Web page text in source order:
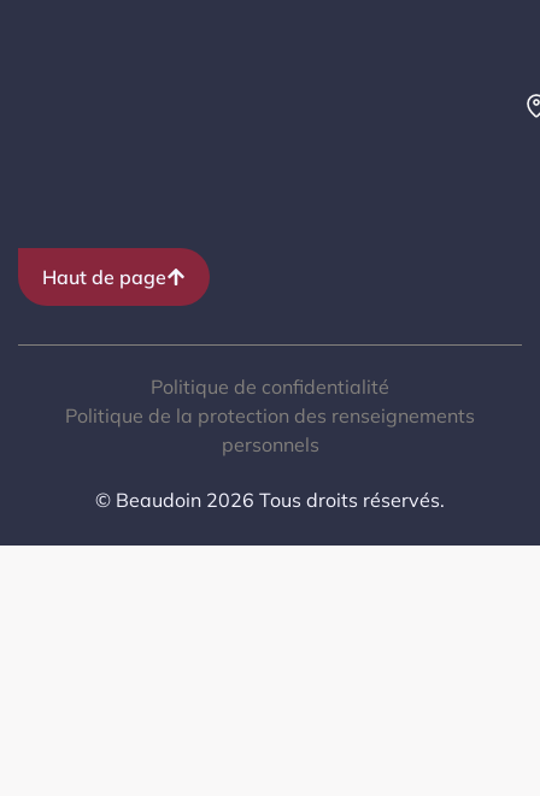
Haut de page
Politique de confidentialité
Politique de la protection des renseignements
personnels
© Beaudoin 2026 Tous droits réservés.